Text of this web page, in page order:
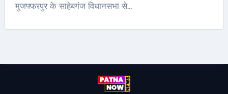
मुजफ्फरपुर के साहेबगंज विधानसभा से…